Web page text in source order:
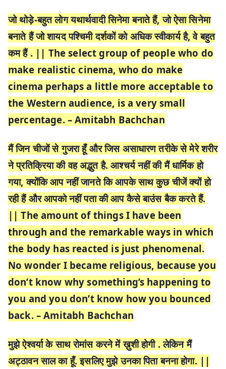
जो थोड़े-बहुत लोग यथार्थवादी सिनेमा बनाते हैं, जो ऐसा सिनेमा
बनाते हैं जो शायद पश्चिमी दर्शकों को अधिक स्वीकार्य है, वे बहुत
कम हैं . || The select group of people who do
make realistic cinema, who do make
cinema perhaps a little more acceptable to
the Western audience, is a very small
percentage. – Amitabh Bachchan
मैं जिन चीजों से गुजरा हूँ और जिस असाधारण तरीके से मेरे शरीर
ने प्रतिक्रिया की वह अद्भुत है. आश्चर्य नहीं की मैं धार्मिक हो
गया, क्योंकि आप नहीं जानते कि आपके साथ कुछ चीजें क्यों हो
रही हैं और आपको नहीं पता की आप कैसे बाउंस बैक करते हैं.
|| The amount of things I have been
through and the remarkable ways in which
the body has reacted is just phenomenal.
No wonder I became religious, because you
don’t know why something’s happening to
you and you don’t know how you bounced
back. – Amitabh Bachchan
मुझे ऐश्वर्या के साथ रोमांस करने में ख़ुशी होगी . लेकिन मैं
अट्ठावन साल का हूँ. इसलिए मुझे उनका पिता बनना होगा. ||